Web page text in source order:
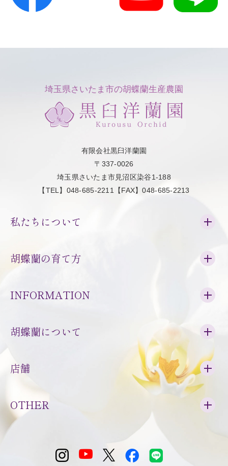
埼玉県さいたま市の胡蝶蘭生産農園
有限会社黒臼洋蘭園
〒337-0026
埼玉県さいたま市見沼区染谷1-188
【TEL】048-685-2211【FAX】048-685-2213
私たちについて
胡蝶蘭の育て方
INFORMATION
胡蝶蘭について
店舗
OTHER